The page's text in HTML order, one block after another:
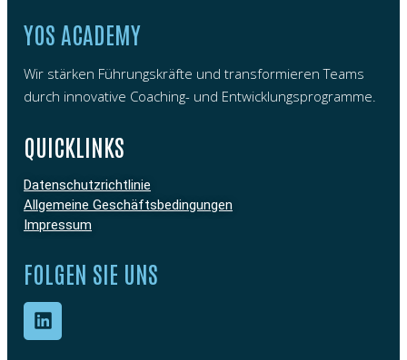
YOS ACADEMY
Wir stärken Führungskräfte und transformieren Teams
durch innovative Coaching- und Entwicklungsprogramme.
QUICKLINKS
Datenschutzrichtlinie
Allgemeine Geschäftsbedingungen
Impressum
FOLGEN SIE UNS